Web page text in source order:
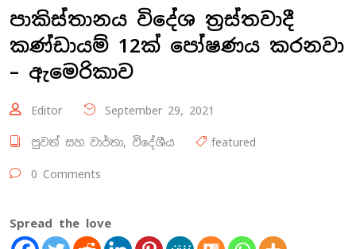
පාකිස්තානය විදේශ ත්‍රස්තවාදී
කණ්ඩායම් 12ක් පෝෂණය කරනවා
– ඇමෙරිකාව
Editor September 29, 2021
පුවත් සහ වාර්තා, විදේශීය featured
0 Comments
Spread the love